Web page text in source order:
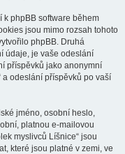
k phpBB software během
jsou mimo rozsah tohoto
phpBB. Druhá
údaje, je vaše odeslání
příspěvků jako anonymní
a odeslání příspěvků po vaší
jméno, osobní heslo,
platnou e-mailovou
myslivců Líšnice“ jsou
které jsou platné v zemi, ve